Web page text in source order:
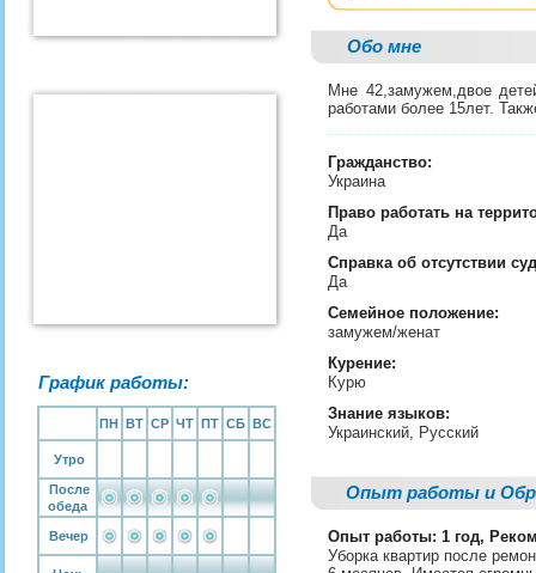
График работы:
ПН ВТ СР ЧТ ПТ СБ ВС
Утро
После
обеда
Вечер
Обо мне
Мне 42,замужем,двое
работами более 15лет.
Гражданство:
Украина
Право работать на
Да
Справка об отсутствии
Да
Семейное положение:
замужем/женат
Курение:
Курю
Знание языков:
Украинский, Русский
Опыт работы и
Опыт работы: 1 год,
Уборка квартир после